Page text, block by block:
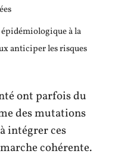
à la
anticiper les risques
ont parfois du
des mutations
intégrer ces
cohérente.